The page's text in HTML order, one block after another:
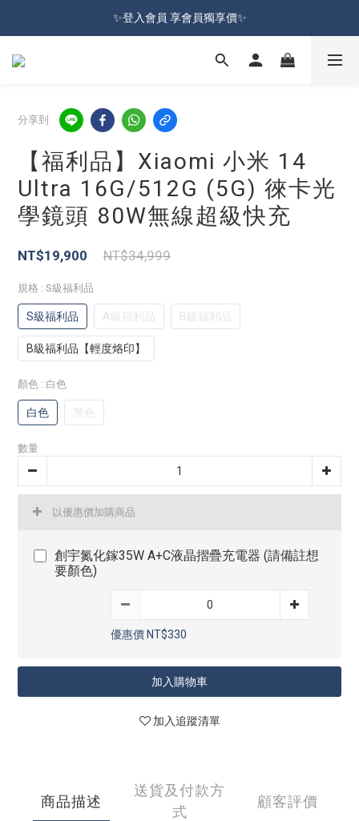
加入會員就送100元購物金 | 全館購物滿＄599 免運
✨登入會員 享會員獨享價✨
✅訂閱訂單通知 進度及時掌握
分享到
【福利品】Xiaomi 小米 14
Ultra 16G/512G (5G) 徠卡光
學鏡頭 80W無線超級快充
NT$34,999
NT$19,900
規格 : S級福利品
S級福利品 A級福利品 B級福利品
B級福利品【輕度烙印】
顏色 : 白色
白色 黑色
數量
以優惠價加購商品
創宇氮化鎵35W A+C液晶摺疊充電器 (請備註想
要顏色)
優惠價 NT$330
加入購物車
加入追蹤清單
商品描述
送貨及付款方
式
顧客評價